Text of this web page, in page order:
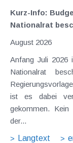
Kurz-Info:
Nationalrat
August 2026
Anfang Juli 2026
Nationalrat
ist es dabei
gekommen. Kein Progressionsvorbehalt bei der Erhöhung
der...
Langtext